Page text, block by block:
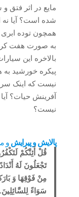
مایع در اثر
شده است؟ آیا نه
همچون توده
به صورت هفت
بالاخره این
پیکره خورشید به
نیست که اینک
آفرینش حیات؟
نیست؟
پالایش و پیرایش و
قُلْ أَئِنَّکُمْ
تَجْعَلُونَ لَهُ
مِنْ فَوْقِهَا وَ
سَوَاءً